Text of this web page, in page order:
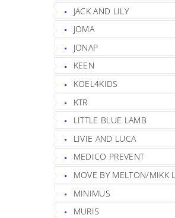
JACK AND LILY
JOMA
JONAP
KEEN
KOEL4KIDS
KTR
LITTLE BLUE LAMB
LIVIE AND LUCA
MEDICO PREVENT
MOVE BY MELTON/MIKK
MINIMUS
MURIS